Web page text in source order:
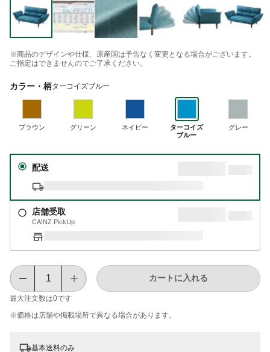
※商品のデザインや仕様、原産国は予告なく変更となる場合がございます。
ご指定はできませんのでご了承ください。
カラー・柄ターコイズブルー
ブラウン グリーン ネイビー
ターコイズ
ブルー
グレー
配送
店舗受取
CAINZ PickUp
最大注文数は0です
カートに入れる
※価格は​店舗や​掲載場所で​異なる​場合が​あります。
基本送料のみ